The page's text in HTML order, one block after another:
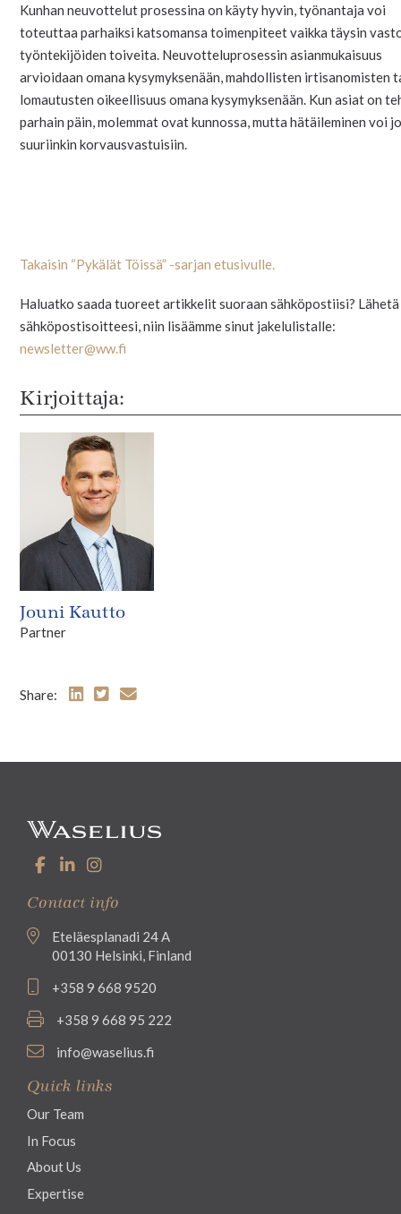
Kunhan neuvottelut prosessina on käyty hyvin, työnantaja voi
toteuttaa parhaiksi katsomansa toimenpiteet vaikka täysin
työntekijöiden toiveita. Neuvotteluprosessin asianmukaisuus
arvioidaan omana kysymyksenään, mahdollisten irtisanomisten
lomautusten oikeellisuus omana kysymyksenään. Kun asiat on
parhain päin, molemmat ovat kunnossa, mutta hätäileminen voi
suuriinkin korvausvastuisiin.
Takaisin “Pykälät Töissä” -sarjan etusivulle.
Haluatko saada tuoreet artikkelit suoraan sähköpostiisi?
sähköpostisoitteesi, niin lisäämme sinut jakelulistalle:
newsletter@ww.fi
Kirjoittaja:
Jouni Kautto
Partner
Share:
Contact info
Eteläesplanadi 24 A
00130 Helsinki, Finland
+358 9 668 9520
+358 9 668 95 222
info@waselius.fi
Quick links
Our Team
In Focus
About Us
Expertise